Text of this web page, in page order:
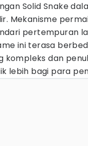
Solid Snake
Mekanisme
pertempuran
ini terasa
kompleks dan
lebih bagi para